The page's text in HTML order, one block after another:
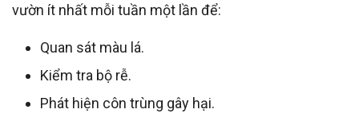
vườn ít nhất mỗi tuần một lần để:
Quan sát màu lá.
Kiểm tra bộ rễ.
Phát hiện côn trùng gây hại.